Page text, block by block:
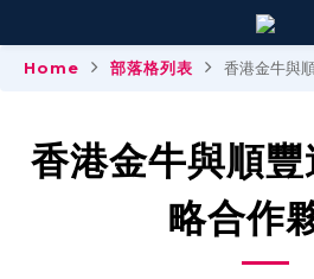
Home 部落格列表 香港金牛與
香港金牛與順
略合作